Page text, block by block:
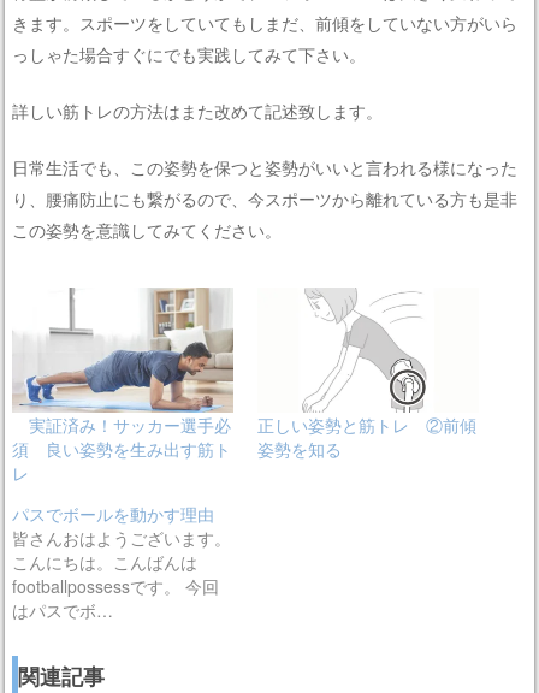
きます。スポーツをしていてもしまだ、前傾をしていない方がいら
っしゃた場合すぐにでも実践してみて下さい。
詳しい筋トレの方法はまた改めて記述致します。
日常生活でも、この姿勢を保つと姿勢がいいと言われる様になった
り、腰痛防止にも繋がるので、今スポーツから離れている方も是非
この姿勢を意識してみてください。
実証済み！サッカー選手必
須 良い姿勢を生み出す筋ト
レ
正しい姿勢と筋トレ ②前傾
姿勢を知る
パスでボールを動かす理由
皆さんおはようございます。
こんにちは。こんばんは
footballpossessです。 今回
はパスでボ…
関連記事